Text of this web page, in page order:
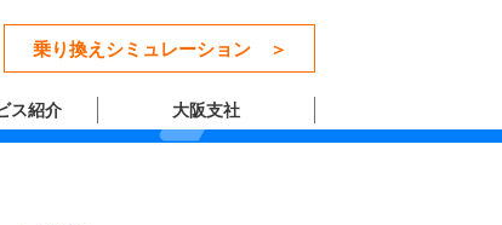
乗り換えシミュレーション ＞
ス紹介 大阪支社